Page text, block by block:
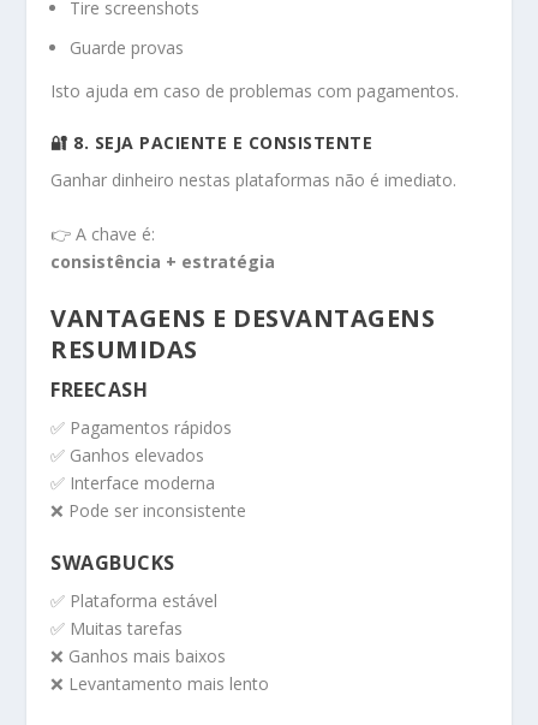
Tire screenshots
Guarde provas
Isto ajuda em caso de problemas com pagamentos.
🔐 8. SEJA PACIENTE E CONSISTENTE
Ganhar dinheiro nestas plataformas não é imediato.
👉 A chave é:
consistência + estratégia
VANTAGENS E DESVANTAGENS
RESUMIDAS
FREECASH
✅ Pagamentos rápidos
✅ Ganhos elevados
✅ Interface moderna
❌ Pode ser inconsistente
SWAGBUCKS
✅ Plataforma estável
✅ Muitas tarefas
❌ Ganhos mais baixos
❌ Levantamento mais lento